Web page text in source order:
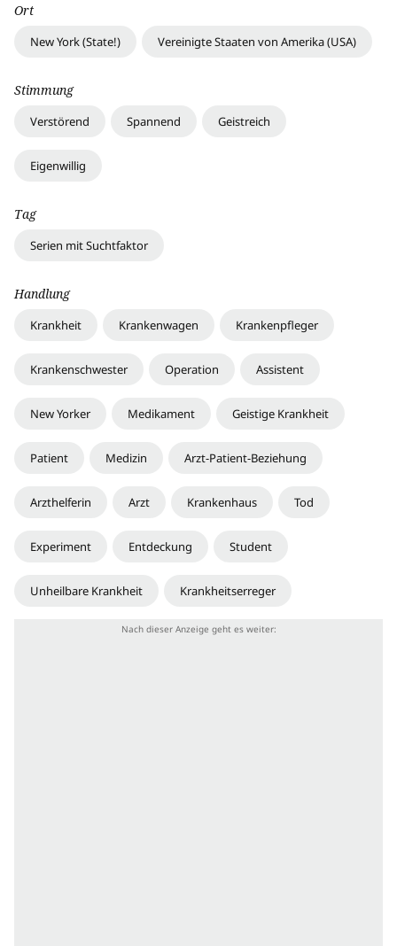
Ort
New York (State!) Vereinigte Staaten von Amerika (USA)
Stimmung
Verstörend Spannend Geistreich
Eigenwillig
Tag
Serien mit Suchtfaktor
Handlung
Krankheit Krankenwagen Krankenpfleger
Krankenschwester Operation Assistent
New Yorker Medikament Geistige Krankheit
Patient Medizin Arzt-Patient-Beziehung
Arzthelferin Arzt Krankenhaus Tod
Experiment Entdeckung Student
Unheilbare Krankheit Krankheitserreger